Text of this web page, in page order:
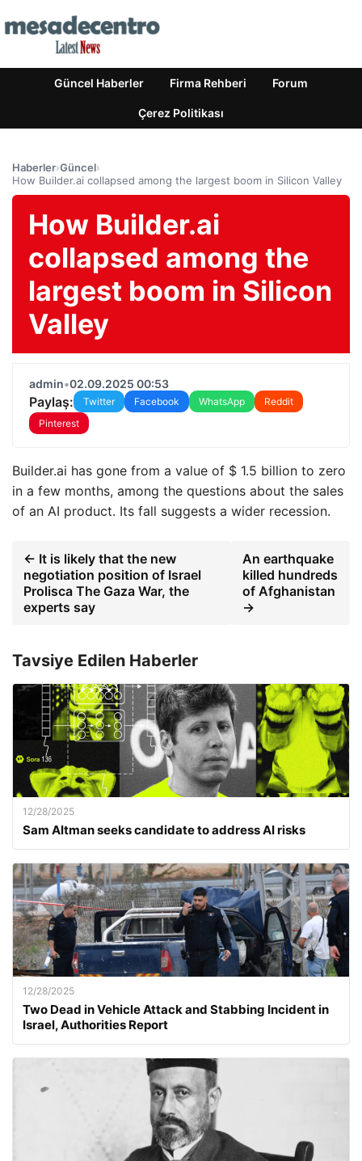
Güncel Haberler Firma Rehberi Forum
Çerez Politikası
Haberler›Güncel›
How Builder.ai collapsed among the largest boom in Silicon Valley
How Builder.ai
collapsed among the
largest boom in Silicon
Valley
admin•02.09.2025 00:53
Paylaş: Twitter Facebook WhatsApp
Reddit
Pinterest
Builder.ai has gone from a value of $ 1.5 billion to zero
in a few months, among the questions about the sales
of an AI product. Its fall suggests a wider recession.
← It is likely that the new
negotiation position of Israel
Prolisca The Gaza War, the
experts say
An earthquake
killed hundreds
of Afghanistan
→
Tavsiye Edilen Haberler
12/28/2025
Sam Altman seeks candidate to address AI risks
12/28/2025
Two Dead in Vehicle Attack and Stabbing Incident in
Israel, Authorities Report